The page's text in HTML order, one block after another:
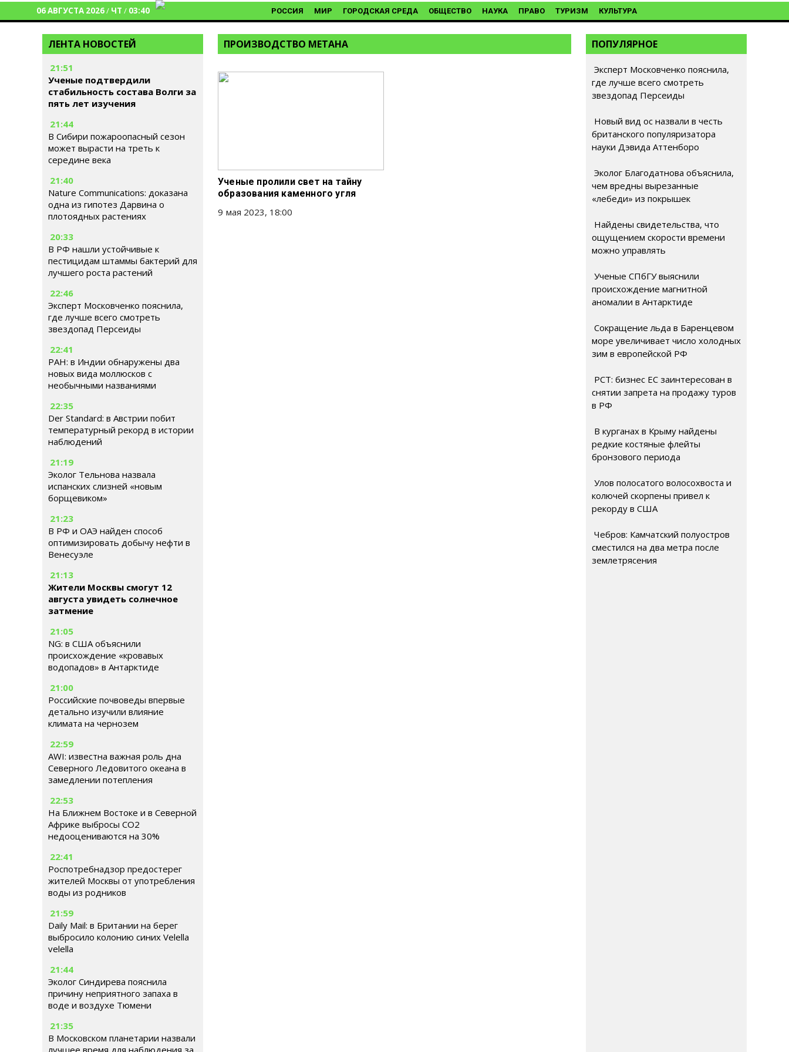
06 АВГУСТА 2026/ ЧТ / 03:40 РОССИЯ МИР ГОРОДСКАЯ СРЕДА ОБЩЕСТВО НАУКА ПРАВО ТУРИЗМ КУЛЬТУРА
ЛЕНТА НОВОСТЕЙ
21:51
Ученые подтвердили
стабильность состава Волги за
пять лет изучения
21:44
В Сибири пожароопасный сезон
может вырасти на треть к
середине века
21:40
Nature Communications: доказана
одна из гипотез Дарвина о
плотоядных растениях
20:33
В РФ нашли устойчивые к
пестицидам штаммы бактерий для
лучшего роста растений
22:46
Эксперт Московченко пояснила,
где лучше всего смотреть
звездопад Персеиды
22:41
РАН: в Индии обнаружены два
новых вида моллюсков с
необычными названиями
22:35
Der Standard: в Австрии побит
температурный рекорд в истории
наблюдений
21:19
Эколог Тельнова назвала
испанских слизней «новым
борщевиком»
21:23
В РФ и ОАЭ найден способ
оптимизировать добычу нефти в
Венесуэле
21:13
Жители Москвы смогут 12
августа увидеть солнечное
затмение
21:05
NG: в США объяснили
происхождение «кровавых
водопадов» в Антарктиде
21:00
Российские почвоведы впервые
детально изучили влияние
климата на чернозем
22:59
AWI: известна важная роль дна
Северного Ледовитого океана в
замедлении потепления
22:53
На Ближнем Востоке и в Северной
Африке выбросы CO2
недооцениваются на 30%
22:41
Роспотребнадзор предостерег
жителей Москвы от употребления
воды из родников
21:59
Daily Mail: в Британии на берег
выбросило колонию синих Velella
velella
21:44
Эколог Синдирева пояснила
причину неприятного запаха в
воде и воздухе Тюмени
21:35
В Московском планетарии назвали
лучшее время для наблюдения за
ПРОИЗВОДСТВО МЕТАНА
Ученые пролили свет на тайну
образования каменного угля
9 мая 2023, 18:00
ПОПУЛЯРНОЕ
Эксперт Московченко пояснила,
где лучше всего смотреть
звездопад Персеиды
Новый вид ос назвали в честь
британского популяризатора
науки Дэвида Аттенборо
Эколог Благодатнова объяснила,
чем вредны вырезанные
«лебеди» из покрышек
Найдены свидетельства, что
ощущением скорости времени
можно управлять
Ученые СПбГУ выяснили
происхождение магнитной
аномалии в Антарктиде
Сокращение льда в Баренцевом
море увеличивает число холодных
зим в европейской РФ
РСТ: бизнес ЕС заинтересован в
снятии запрета на продажу туров
в РФ
В курганах в Крыму найдены
редкие костяные флейты
бронзового периода
Улов полосатого волосохвоста и
колючей скорпены привел к
рекорду в США
Чебров: Камчатский полуостров
сместился на два метра после
землетрясения